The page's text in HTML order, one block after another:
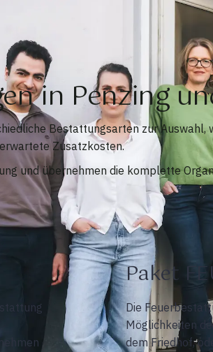
in Penzing
Bestattungsarten zur
Zusatzkosten.
und übernehmen die komplette
Paket
Die
Möglichkeiten
dem Friedhof,